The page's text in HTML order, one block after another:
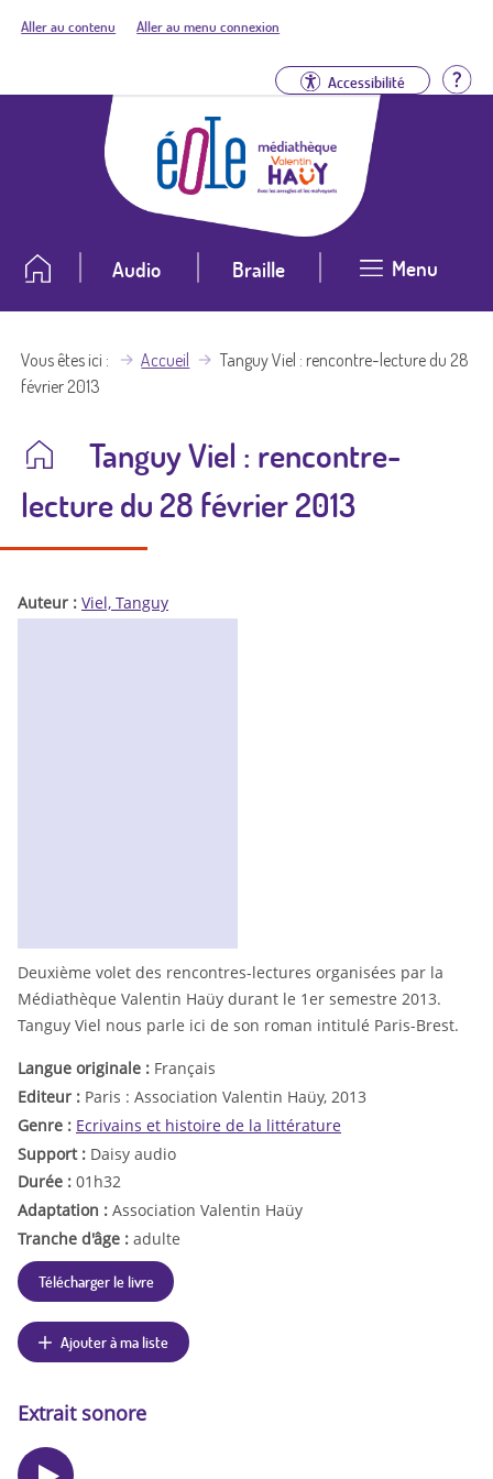
Aller au contenu Aller au menu connexion
Accessibilité
Audio Braille Menu
Vous êtes ici Accueil
Tanguy Viel : rencontre-lecture du 28
février 2013
Tanguy Viel : rencontre-
lecture du 28 février 2013
Auteur : Viel, Tanguy
Deuxième volet des rencontres-lectures organisées par la
Médiathèque Valentin Haüy durant le 1er semestre 2013.
Tanguy Viel nous parle ici de son roman intitulé Paris-Brest.
Langue originale : Français
Editeur : Paris : Association Valentin Haüy, 2013
Genre : Ecrivains et histoire de la littérature
Support : Daisy audio
Durée : 01h32
Adaptation : Association Valentin Haüy
Tranche d'âge : adulte
Télécharger le livre
Ajouter à ma liste
Extrait sonore